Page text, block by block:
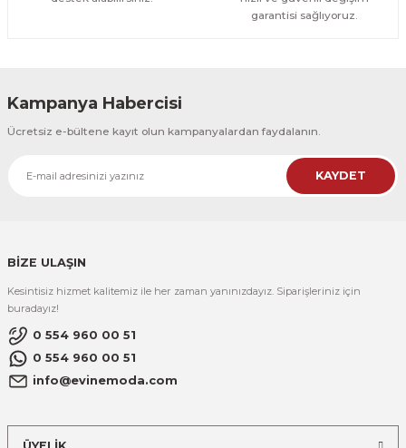
garantisi sağlıyoruz.
Kampanya Habercisi
Ücretsiz e-bültene kayıt olun kampanyalardan faydalanın.
KAYDET
BİZE ULAŞIN
Kesintisiz hizmet kalitemiz ile her zaman yanınızdayız. Siparişleriniz için
buradayız!
0 554 960 00 51
0 554 960 00 51
info@evinemoda.com